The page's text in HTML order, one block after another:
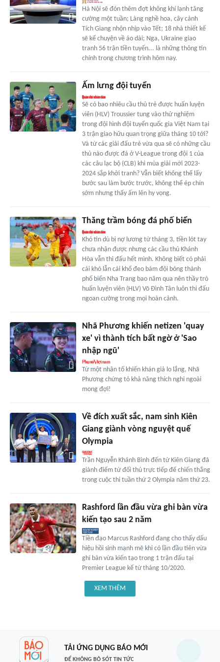
Hà Nội sẽ đón thêm đợt không khí lạnh tăng
cường một tuần; Làng nghề hoa, cây cảnh
Tích Giang nhộn nhịp vào Tết; 18 nhà thiết kế
sẽ kể chuyện về áo dài; Nga, Ukraine giao
tranh 56 trận tiền tuyến... là những thông tin
chính trong chương trình hôm nay.
Ấm lưng đội tuyển
Sẽ có bao nhiêu cầu thủ trẻ được huấn luyện
viên (HLV) Troussier tung vào thử nghiệm
trong đội hình đội tuyển quốc gia Việt Nam tại
3 trận giao hữu quan trọng giữa tháng 10 tới?
Và từ các giải đấu trẻ vừa qua sẽ có những cầu
thủ nào được đá ở V-League trong đội 1 của
các câu lạc bộ (CLB) khi mùa giải mới 2023-
2024 sắp khởi tranh? Vẫn biết không thể lấy
bước sau làm bước trước, không thể ép chín
sớm nhưng thấy ấm lên hy vọng.
Thăng trầm bóng đá phố biển
Khó tin dù bị nợ lương từ tháng 3, tiền lót tay
chưa nhận được nhưng các cầu thủ Khánh
Hòa vẫn thi đấu hết mình. Không biết có phải
cái khó lẫn cái khổ đeo bám đội bóng thành
phố biển Nha Trang bao năm qua nên thầy trò
huấn luyện viên (HLV) Võ Đình Tân luôn thi đấu
ngoan cường trong mọi hoàn cảnh.
Nhã Phương khiến netizen 'quay
xe' vì thành tích bất ngờ ở 'Sao
nhập ngũ'
Từ một nhân tố khiến khán giả lo lắng, Nhã
Phương chứng tỏ khả năng thích nghi ngoài
mong đợi!
Về đích xuất sắc, nam sinh Kiên
Giang giành vòng nguyệt quế
Olympia
Trần Nguyễn Khánh Bình đến từ Kiên Giang đã
giành điểm từ đối thủ trực tiếp để chiến thắng
trong cuộc thi tuần thứ 2 Olympia năm thứ 23.
Rashford lần đầu vừa ghi bàn vừa
kiến tạo sau 2 năm
Tiền đạo Marcus Rashford đang cho thấy dấu
hiệu hồi sinh mạnh mẽ khi có lần đầu tiên vừa
ghi bàn vừa kiến tạo trong 1 trận đấu tại
Premier League kể từ tháng 10/2020.
XEM THÊM
TẢI ỨNG DỤNG BÁO MỚI
ĐỂ KHÔNG BỎ SÓT TIN TỨC